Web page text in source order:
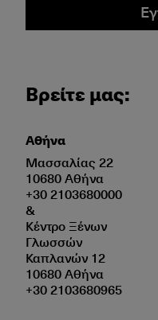
Βρείτε μας:
Αθήνα
Μασσαλίας 22
10680 Αθήνα
+30 2103680000
&
Κέντρο Ξένων
Γλωσσών
Καπλανών 12
10680 Αθήνα
+30 2103680965